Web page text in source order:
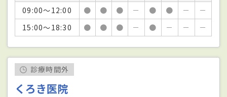
09:00～12:00
● ● ● － ● ● －
－
15:00～18:30
● ● ● － ● － － －
診療時間外
くろき医院